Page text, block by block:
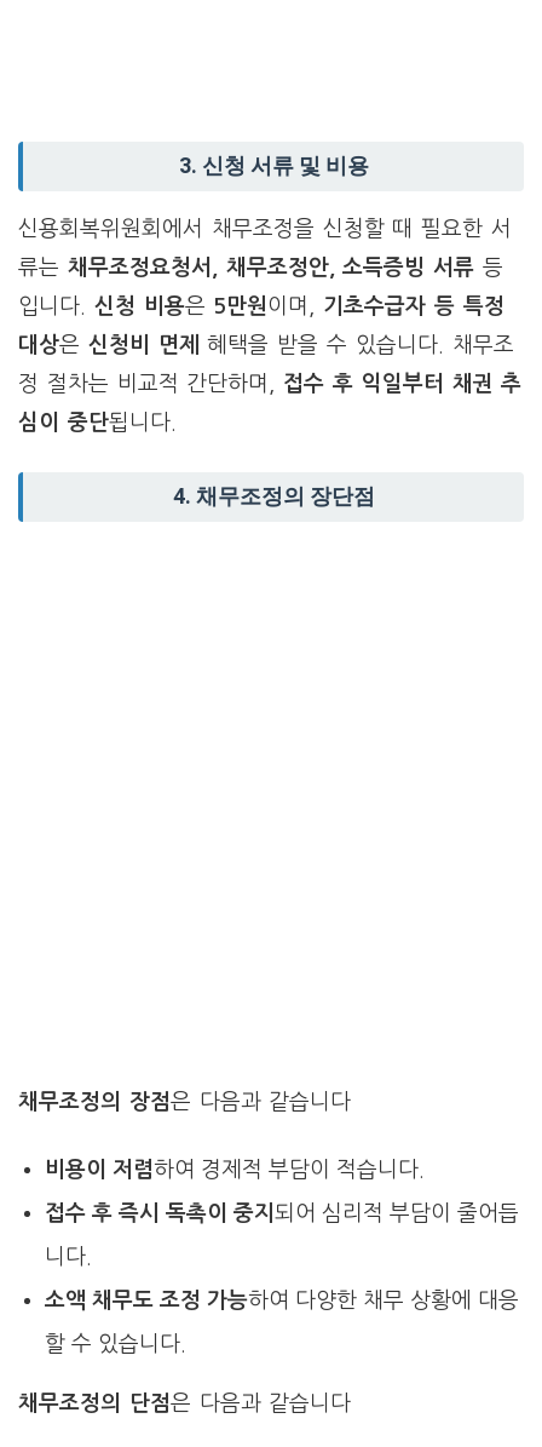
3. 신청 서류 및 비용
신용회복위원회에서 채무조정을 신청할 때 필요한 서
류는 채무조정요청서, 채무조정안, 소득증빙 서류 등
입니다. 신청 비용은 5만원이며, 기초수급자 등 특정
대상은 신청비 면제
혜택을 받을 수 있습니다. 채무조
정 절차는 비교적 간단하며, 접수 후 익일부터 채권 추
심이 중단됩니다.
4. 채무조정의 장단점
채무조정의 장점은 다음과 같습니다
비용이 저렴하여 경제적 부담이 적습니다.
접수 후 즉시 독촉이 중지 되어 심리적 부담이 줄어듭
니다.
소액 채무도 조정 가능하여 다양한 채무 상황에 대응
할 수 있습니다.
채무조정의 단점은 다음과 같습니다